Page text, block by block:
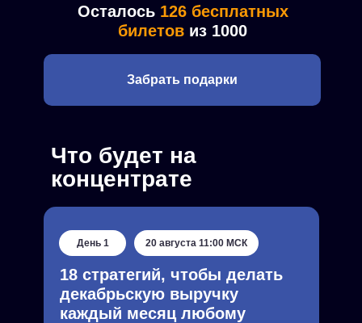
Забрать подарки
Осталось 126 бесплатных
билетов из 1000
День 1 20 августа 11:00 МСК
18 стратегий, чтобы делать
декабрьскую выручку
каждый месяц любому
Что будет на
концентрате